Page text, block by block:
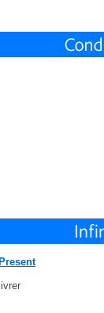
Present
livrer